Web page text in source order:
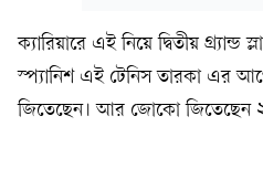
ক্যারিয়ারে এই নিয়ে দ্বিতীয়
স্প্যানিশ এই টেনিস তারকা এর
জিতেছেন। আর জোকো জিতেছেন